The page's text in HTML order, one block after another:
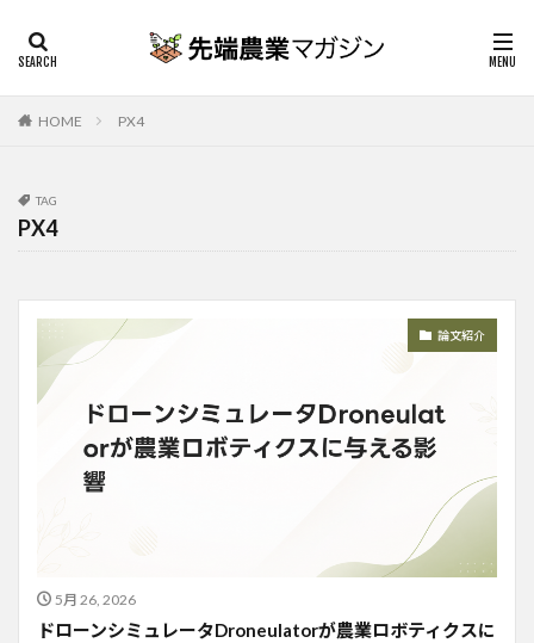
HOME PX4
TAG
PX4
論文紹介
5月 26, 2026
ドローンシミュレータDroneulatorが農業ロボティクスに